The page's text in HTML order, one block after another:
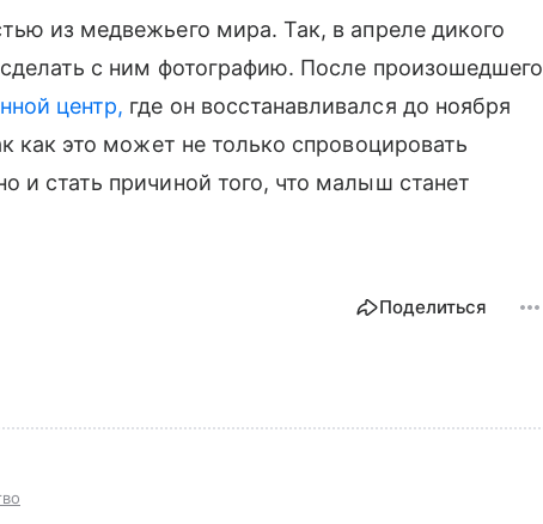
из медвежьего мира. Так, в апреле дикого
с ним фотографию. После произошедшего
центр, где он восстанавливался до ноября
как это может не только спровоцировать
и стать причиной того, что малыш станет
Поделиться